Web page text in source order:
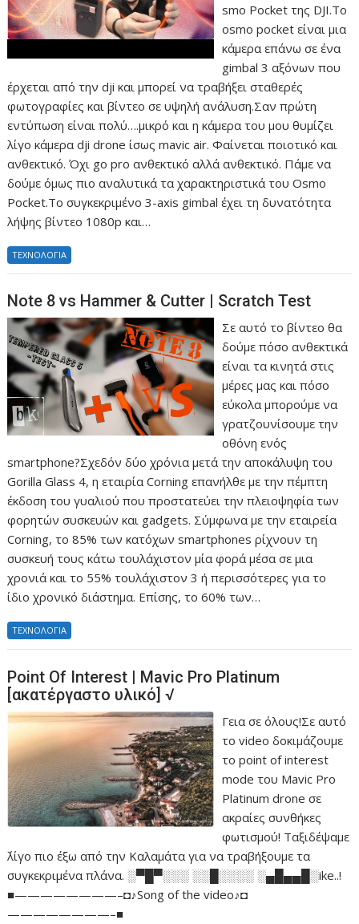
smo Pocket της DJI.Το
osmo pocket είναι μια
κάμερα επάνω σε ένα
gimbal 3 αξόνων που
έρχεται από την dji και μπορεί να τραβήξει σταθερές
φωτογραφίες και βίντεο σε υψηλή ανάλυση.Σαν πρώτη
εντύπωση είναι πολύ….μικρό και η κάμερα του μου θυμίζει
λίγο κάμερα dji drone ίσως mavic air. Φαίνεται ποιοτικό και
ανθεκτικό. Όχι go pro ανθεκτικό αλλά ανθεκτικό. Πάμε να
δούμε όμως πιο αναλυτικά τα χαρακτηριστικά του Osmo
Pocket.Το συγκεκριμένο 3-axis gimbal έχει τη δυνατότητα
λήψης βίντεο 1080p και…
ΤΕΧΝΟΛΟΓΙΑ
Note 8 vs Hammer & Cutter | Scratch Test
Σε αυτό το βίντεο θα
δούμε πόσο ανθεκτικά
είναι τα κινητά στις
μέρες μας και πόσο
εύκολα μπορούμε να
γρατζουνίσουμε την
οθόνη ενός
smartphone?Σχεδόν δύο χρόνια μετά την αποκάλυψη του
Gorilla Glass 4, η εταιρία Corning επανήλθε με την πέμπτη
έκδοση του γυαλιού που προστατεύει την πλειοψηφία των
φορητών συσκευών και gadgets. Σύμφωνα με την εταιρεία
Corning, το 85% των κατόχων smartphones ρίχνουν τη
συσκευή τους κάτω τουλάχιστον μία φορά μέσα σε μια
χρονιά και το 55% τουλάχιστον 3 ή περισσότερες για το
ίδιο χρονικό διάστημα. Επίσης, το 60% των…
ΤΕΧΝΟΛΟΓΙΑ
Point Of Interest | Mavic Pro Platinum
[ακατέργαστο υλικό] √
Γεια σε όλους!Σε αυτό
το video δοκιμάζουμε
το point of interest
mode του Mavic Pro
Platinum drone σε
ακραίες συνθήκες
φωτισμού! Ταξιδέψαμε
΄λίγο πιο έξω από την Καλαμάτα για να τραβήξουμε τα
συγκεκριμένα πλάνα. ░▀█▀░░░ ░░█░░░░ ░▄█▄▄█░ike..!
■————————–◘♪Song of the video♪◘
————————–■